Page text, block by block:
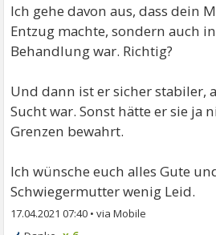
Ich gehe davon aus, dass dein
Entzug machte, sondern auch
Behandlung war. Richtig?
Und dann ist er sicher stabiler,
Sucht war. Sonst hätte er sie ja
Grenzen bewahrt.
Ich wünsche euch alles Gute
Schwiegermutter wenig Leid.
17.04.2021 07:40 •